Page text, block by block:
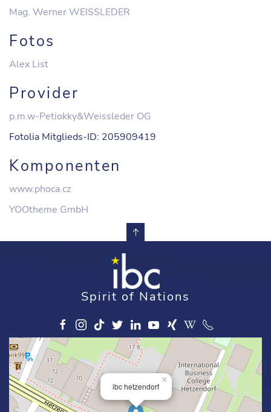
Mag. Werner WEISSLEDER
Fotos
Alex List
Provider
p.m.w-Petiokky&Weissleder OG
Fotolia Mitglieds-ID: 205909419
Komponenten
www.phoca.cz
YOOtheme GmbH
Spirit of Nations
ibc hetzendorf
×